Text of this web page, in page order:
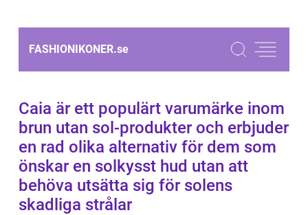
FASHIONIKONER.se
Caia är ett populärt varumärke inom
brun utan sol-produkter och erbjuder
en rad olika alternativ för dem som
önskar en solkysst hud utan att
behöva utsätta sig för solens
skadliga strålar